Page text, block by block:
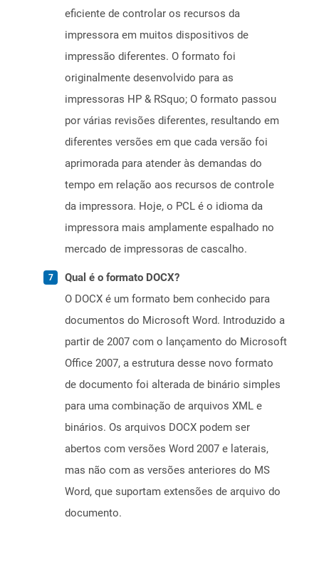
eficiente de controlar os recursos da
impressora em muitos dispositivos de
impressão diferentes. O formato foi
originalmente desenvolvido para as
impressoras HP & RSquo; O formato passou
por várias revisões diferentes, resultando em
diferentes versões em que cada versão foi
aprimorada para atender às demandas do
tempo em relação aos recursos de controle
da impressora. Hoje, o PCL é o idioma da
impressora mais amplamente espalhado no
mercado de impressoras de cascalho.
Qual é o formato DOCX?
O DOCX é um formato bem conhecido para
documentos do Microsoft Word. Introduzido a
partir de 2007 com o lançamento do Microsoft
Office 2007, a estrutura desse novo formato
de documento foi alterada de binário simples
para uma combinação de arquivos XML e
binários. Os arquivos DOCX podem ser
abertos com versões Word 2007 e laterais,
mas não com as versões anteriores do MS
Word, que suportam extensões de arquivo do
documento.